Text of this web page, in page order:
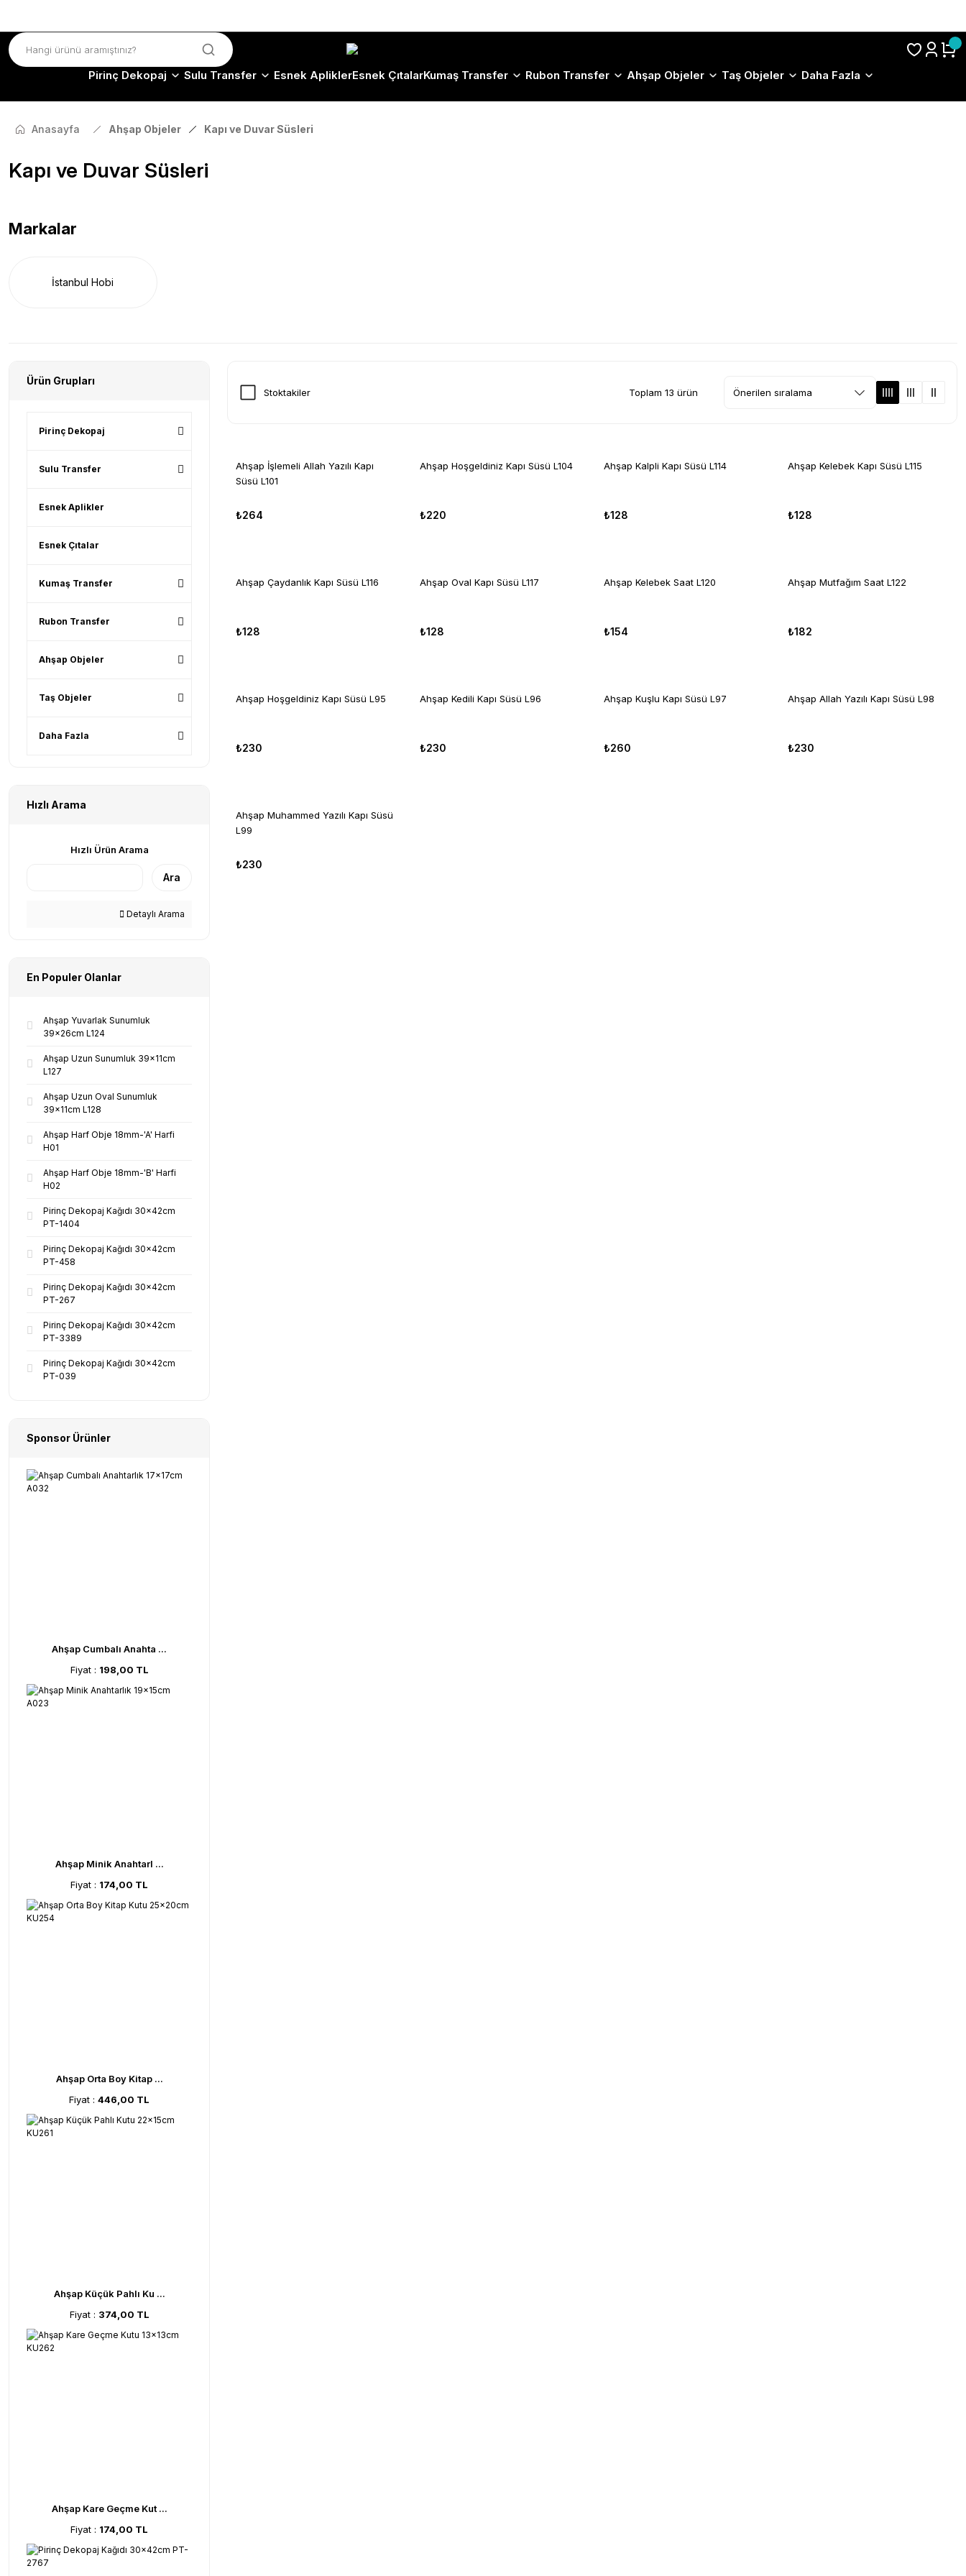
Pirinç Dekopaj Sulu Transfer Esnek ApliklerEsnek ÇıtalarKumaş Transfer Rubon Transfer Ahşap Objeler Taş Objeler Daha Fazla
Anasayfa Ahşap Objeler Kapı ve Duvar Süsleri
Kapı ve Duvar Süsleri
Markalar
İstanbul Hobi
Ürün Grupları
Pirinç Dekopaj
Sulu Transfer
Esnek Aplikler
Esnek Çıtalar
Kumaş Transfer
Rubon Transfer
Ahşap Objeler
Taş Objeler
Daha Fazla
Hızlı Arama
Hızlı Ürün Arama
Ara
Detaylı Arama
En Populer Olanlar
Ahşap Yuvarlak Sunumluk
39x26cm L124
Ahşap Uzun Sunumluk 39x11cm
L127
Ahşap Uzun Oval Sunumluk
39x11cm L128
Ahşap Harf Obje 18mm-'A' Harfi
H01
Ahşap Harf Obje 18mm-'B' Harfi
H02
Pirinç Dekopaj Kağıdı 30x42cm
PT-1404
Pirinç Dekopaj Kağıdı 30x42cm
PT-458
Pirinç Dekopaj Kağıdı 30x42cm
PT-267
Pirinç Dekopaj Kağıdı 30x42cm
PT-3389
Pirinç Dekopaj Kağıdı 30x42cm
PT-039
Sponsor Ürünler
Ahşap Cumbalı Anahta ...
Fiyat : 198,00 TL
Ahşap Minik Anahtarl ...
Fiyat : 174,00 TL
Ahşap Orta Boy Kitap ...
Fiyat : 446,00 TL
Ahşap Küçük Pahlı Ku ...
Fiyat : 374,00 TL
Ahşap Kare Geçme Kut ...
Fiyat : 174,00 TL
Stoktakiler Toplam 13 ürün
Ahşap İşlemeli Allah Yazılı Kapı
Süsü L101
₺264
Ahşap Hoşgeldiniz Kapı Süsü L104
₺220
Ahşap Kalpli Kapı Süsü L114
₺128
Ahşap Kelebek Kapı Süsü L115
₺128
Ahşap Çaydanlık Kapı Süsü L116
₺128
Ahşap Oval Kapı Süsü L117
₺128
Ahşap Kelebek Saat L120
₺154
Ahşap Mutfağım Saat L122
₺182
Ahşap Hoşgeldiniz Kapı Süsü L95
₺230
Ahşap Kedili Kapı Süsü L96
₺230
Ahşap Kuşlu Kapı Süsü L97
₺260
Ahşap Allah Yazılı Kapı Süsü L98
₺230
Ahşap Muhammed Yazılı Kapı Süsü
L99
₺230